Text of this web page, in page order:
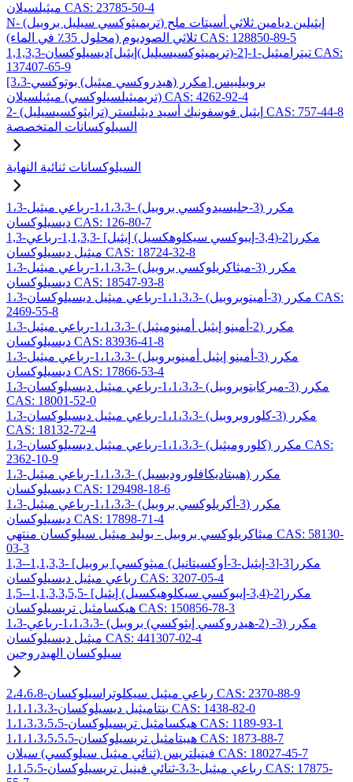
ميثيلسيلان CAS: 23785-50-4
N- (تريميثوكسي سيليل بروبيل) إيثيلين ديامين ثلاثي أسيتات ملح
ثلاثي الصوديوم (محلول 35٪ في الماء) CAS: 128850-89-5
1,1,3,3-تيتراميثيل-1-[2-(تريميثوكسيسيليل)إيثيل]ديسيلوكسان CAS:
137407-65-9
[3،3-مكرر (هيدروكسي ميثيل) بوتوكسي] بروبيلبيس
(تريميثيلسيلوكسي) ميثيلسيلان CAS: 4262-92-4
2- (ترايثوكسيسيليل) إيثيل فوسفونيك أسيد ديثيلستر CAS: 757-44-8
السيلوكسانات المتخصصة
السيلوكسانات ثنائية النهاية
1،3-مكرر (3-جليسيدوكسي بروبيل) -1،1،3،3-رباعي ميثيل
ديسيلوكسان CAS: 126-80-7
1,3-مكرر[2-(3,4-إيبوكسي سيكلوهكسيل) إيثيل] -1,1,3,3-رباعي
ميثيل ديسيلوكسان CAS: 18724-32-8
1،3-مكرر (3-ميثاكريلوكسي بروبيل) -1،1،3،3-رباعي ميثيل
ديسيلوكسان CAS: 18547-93-8
1،3-مكرر (3-أمينوبروبيل) -1،1،3،3-رباعي ميثيل ديسيلوكسان CAS:
2469-55-8
1،3-مكرر (2-أمينو إيثيل أمينوميثيل) -1،1،3،3-رباعي ميثيل
ديسيلوكسان CAS: 83936-41-8
1،3-مكرر (3-أمينو إيثيل أمينوبروبيل) -1،1،3،3-رباعي ميثيل
ديسيلوكسان CAS: 17866-53-4
1،3-مكرر (3-ميركابتوبروبيل) -1،1،3،3-رباعي ميثيل ديسيلوكسان
CAS: 18001-52-0
1،3-مكرر (3-كلوروبروبيل) -1،1،3،3-رباعي ميثيل ديسيلوكسان
CAS: 18132-72-4
1،3-مكرر (كلوروميثيل) -1،1،3،3-رباعي ميثيل ديسيلوكسان CAS:
2362-10-9
1،3-مكرر (هيبتاديكافلوروديسيل) -1،1،3،3-رباعي ميثيل
ديسيلوكسان CAS: 129498-18-6
1،3-مكرر (3-أكريلوكسي بروبيل) -1،1،3،3-رباعي ميثيل
ديسيلوكسان CAS: 17898-71-4
ميثاكريلوكسي بروبيل - بوليد ميثيل سيلوكسان منتهي CAS: 58130-
03-3
1,3-مكرر[3-[3-إيثيل-3-أوكسيتانيل) ميثوكسي] بروبيل] -1,1,3,3-
رباعي ميثيل ديسيلوكسان CAS: 3207-05-4
1,5-مكرر[2-(3,4-إيبوكسي سيكلوهيكسيل) إيثيل] -1,1,3,3,5,5-
هيكسامثيل تريسيلوكسان CAS: 150856-78-3
1،3-مكرر (3- (2-هيدروكسي إيثوكسي) بروبيل) -1،1،3،3-رباعي
ميثيل ديسيلوكسان CAS: 441307-02-4
سيلوكسان الهيدروجين
2،4،6،8-رباعي ميثيل سيكلوتراسيلوكسان CAS: 2370-88-9
1،1،1،3،3-بنتاميثيل ديسيلوكسان CAS: 1438-82-0
1،1،3،3،5،5-هيكسامثيل تريسيلوكسان CAS: 1189-93-1
1،1،1،3،5،5،5-هيبتامثيل تريسيلوكسان CAS: 1873-88-7
فينيلتريس (ثنائي ميثيل سيلوكسي) سيلان CAS: 18027-45-7
1،1،5،5-رباعي ميثيل-3،3-ثنائي فينيل تريسيلوكسان CAS: 17875-